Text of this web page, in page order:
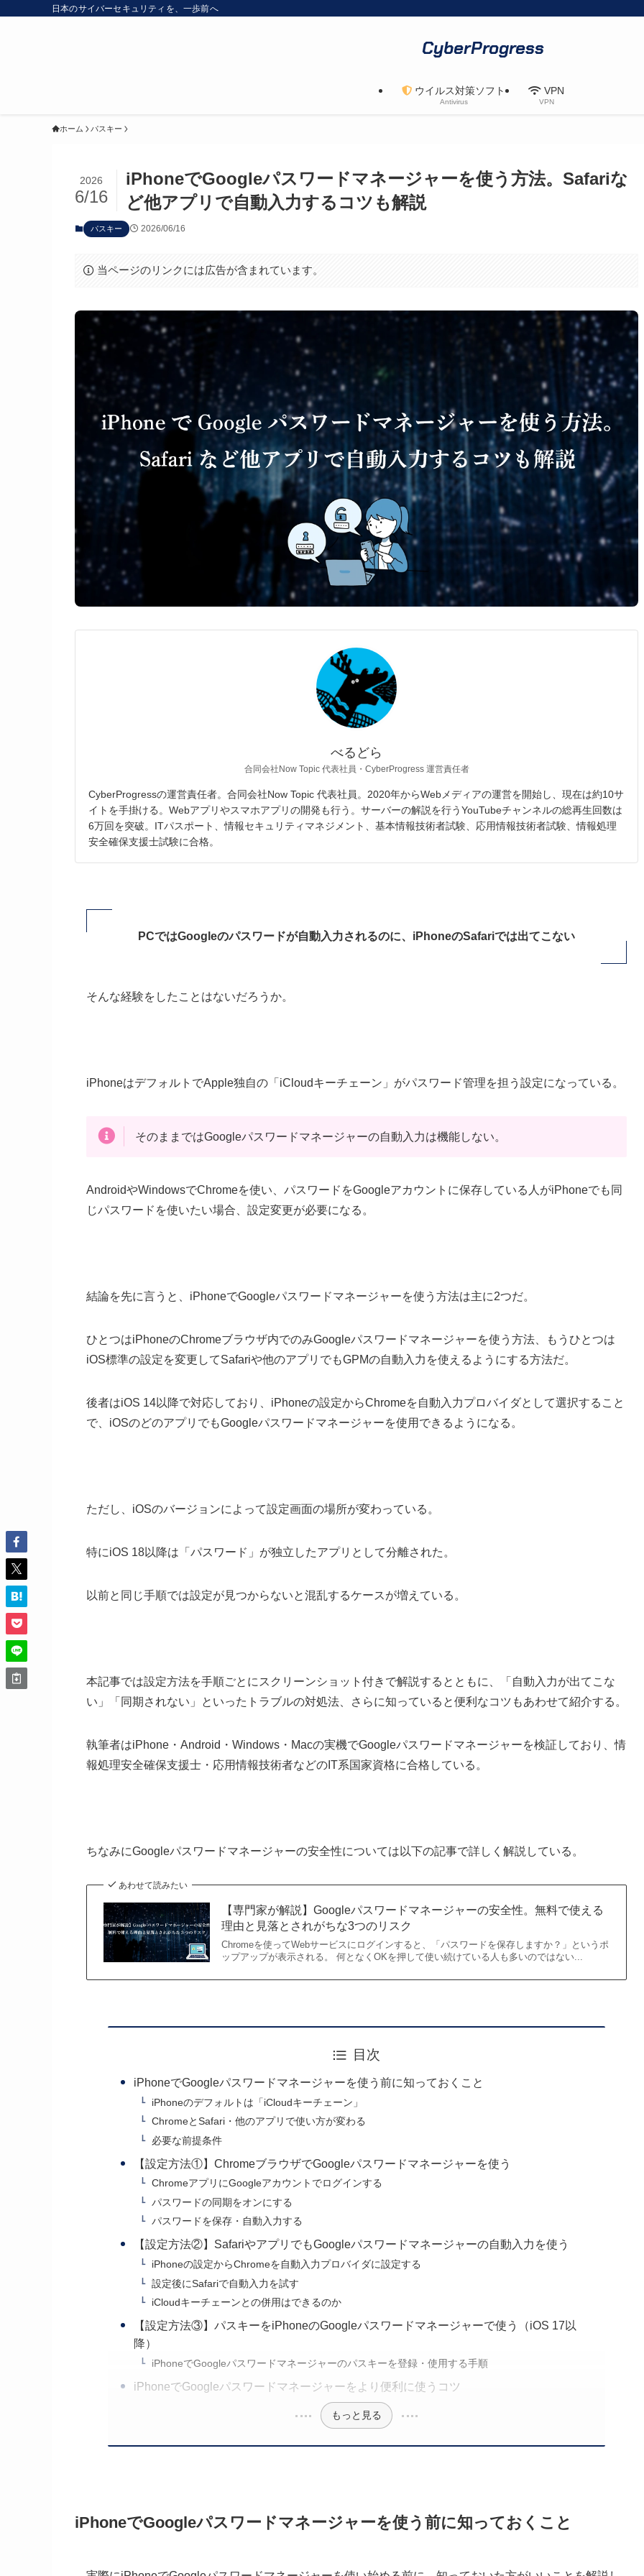
日本のサイバーセキュリティを、一歩前へ
CyberProgress
ウイルス対策ソフト
Antivirus
VPN
VPN
ホーム パスキー
iPhoneでGoogleパスワードマネージャーを使う方法。Safariな
ど他アプリで自動入力するコツも解説
2026
6/16
パスキー 2026/06/16
当ページのリンクには広告が含まれています。
べるどら
合同会社Now Topic 代表社員・CyberProgress 運営責任者
CyberProgressの運営責任者。合同会社Now Topic 代表社員。2020年からWebメディアの運営を開始し、現在は約10サ
イトを手掛ける。Webアプリやスマホアプリの開発も行う。サーバーの解説を行うYouTubeチャンネルの総再生回数は
6万回を突破。ITパスポート、情報セキュリティマネジメント、基本情報技術者試験、応用情報技術者試験、情報処理
安全確保支援士試験に合格。
PCではGoogleのパスワードが自動入力されるのに、iPhoneのSafariでは出てこない
そんな経験をしたことはないだろうか。
iPhoneはデフォルトでApple独自の「iCloudキーチェーン」がパスワード管理を担う設定になっている。
そのままではGoogleパスワードマネージャーの自動入力は機能しない。
AndroidやWindowsでChromeを使い、パスワードをGoogleアカウントに保存している人がiPhoneでも同
じパスワードを使いたい場合、設定変更が必要になる。
結論を先に言うと、iPhoneでGoogleパスワードマネージャーを使う方法は主に2つだ。
ひとつはiPhoneのChromeブラウザ内でのみGoogleパスワードマネージャーを使う方法、もうひとつは
iOS標準の設定を変更してSafariや他のアプリでもGPMの自動入力を使えるようにする方法だ。
後者はiOS 14以降で対応しており、iPhoneの設定からChromeを自動入力プロバイダとして選択すること
で、iOSのどのアプリでもGoogleパスワードマネージャーを使用できるようになる。
ただし、iOSのバージョンによって設定画面の場所が変わっている。
特にiOS 18以降は「パスワード」が独立したアプリとして分離された。
以前と同じ手順では設定が見つからないと混乱するケースが増えている。
本記事では設定方法を手順ごとにスクリーンショット付きで解説するとともに、「自動入力が出てこな
い」「同期されない」といったトラブルの対処法、さらに知っていると便利なコツもあわせて紹介する。
執筆者はiPhone・Android・Windows・Macの実機でGoogleパスワードマネージャーを検証しており、情
報処理安全確保支援士・応用情報技術者などのIT系国家資格に合格している。
ちなみにGoogleパスワードマネージャーの安全性については以下の記事で詳しく解説している。
あわせて読みたい
【専門家が解説】Googleパスワードマネージャーの安全性。無料で使える
理由と見落とされがちな3つのリスク
Chromeを使ってWebサービスにログインすると、「パスワードを保存しますか？」というポ
ップアップが表示される。 何となくOKを押して使い続けている人も多いのではない...
目次
iPhoneでGoogleパスワードマネージャーを使う前に知っておくこと
iPhoneのデフォルトは「iCloudキーチェーン」
ChromeとSafari・他のアプリで使い方が変わる
必要な前提条件
【設定方法①】ChromeブラウザでGoogleパスワードマネージャーを使う
ChromeアプリにGoogleアカウントでログインする
パスワードの同期をオンにする
パスワードを保存・自動入力する
【設定方法②】SafariやアプリでもGoogleパスワードマネージャーの自動入力を使う
iPhoneの設定からChromeを自動入力プロバイダに設定する
設定後にSafariで自動入力を試す
iCloudキーチェーンとの併用はできるのか
【設定方法③】パスキーをiPhoneのGoogleパスワードマネージャーで使う（iOS 17以
降）
iPhoneでGoogleパスワードマネージャーのパスキーを登録・使用する手順
iPhoneでGoogleパスワードマネージャーをより便利に使うコツ
もっと見る
iPhoneでGoogleパスワードマネージャーを使う前に知っておくこと